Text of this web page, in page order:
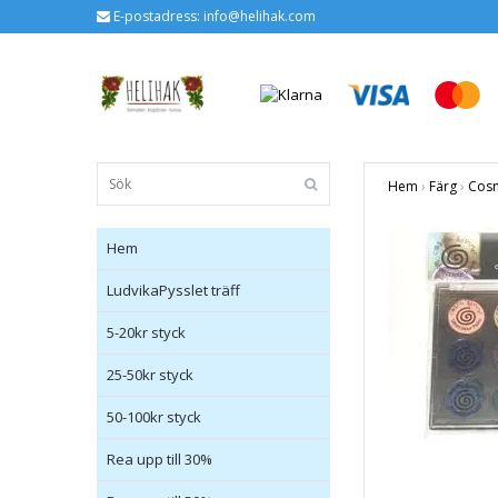
E-postadress: info@helihak.com
Hem
LudvikaPysslet träff
5-20kr styck
25-50kr styck
50-100kr styck
Rea upp till 30%
Hem › Färg›